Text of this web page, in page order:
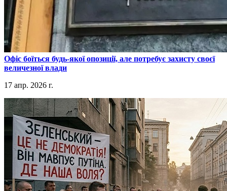
​Офіс боїться будь-якої опозиції, але потребує захисту своєї
величезної влади
17 апр. 2026 г.